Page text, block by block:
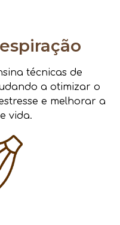
técnicas de
a otimizar o
e melhorar a
vida.